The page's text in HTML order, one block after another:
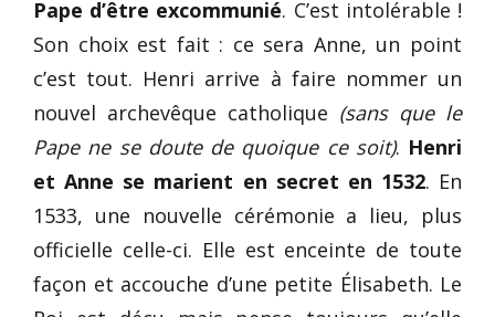
Pape d’être excommunié. C’est intolérable !
Son choix est fait : ce sera Anne, un point
c’est tout. Henri arrive à faire nommer un
nouvel archevêque catholique (sans que le
Pape ne se doute de quoique ce soit). Henri
et Anne se marient en secret en 1532. En
1533, une nouvelle cérémonie a lieu, plus
officielle celle-ci. Elle est enceinte de toute
façon et accouche d’une petite Élisabeth. Le